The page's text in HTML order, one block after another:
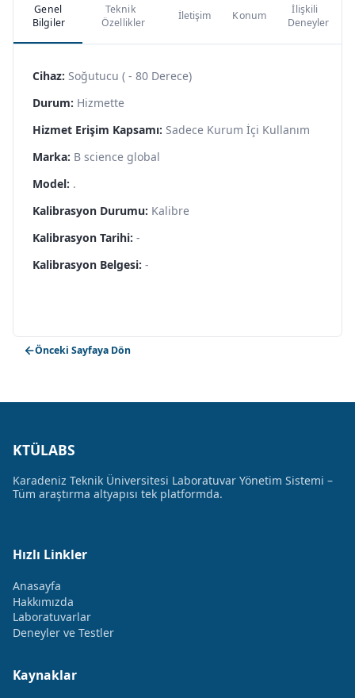
Genel
Bilgiler
Teknik
Özellikler
İletişim Konum
İlişkili
Deneyler
Cihaz: Soğutucu ( - 80 Derece)
Durum: Hizmette
Hizmet Erişim Kapsamı: Sadece Kurum İçi Kullanım
Marka: B science global
Model: .
Kalibrasyon Durumu: Kalibre
Kalibrasyon Tarihi: -
Kalibrasyon Belgesi: -
Önceki Sayfaya Dön
KTÜLABS
Karadeniz Teknik Üniversitesi Laboratuvar Yönetim Sistemi –
Tüm araştırma altyapısı tek platformda.
Hızlı Linkler
Anasayfa
Hakkımızda
Laboratuvarlar
Deneyler ve Testler
Kaynaklar